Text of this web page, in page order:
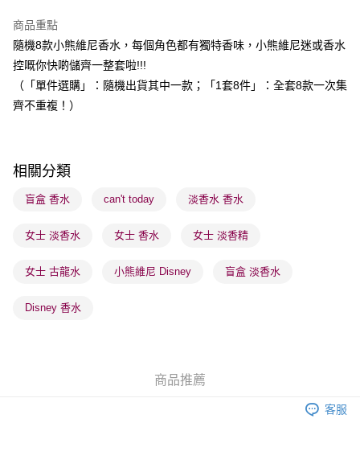
送貨方式
順豐自助櫃 - 確認發貨後1-3個工作天送達
每筆HK$65.00，滿HK$300.00或以上免運費
確認發貨後1-3 工作天送達，訂單將隨機分配至SF順豐速運或京東
物流公司進行物流配送
取。逾期會取消訂單，並不會安排重寄
商品重點
隨機8款小熊維尼香水，每個角色都有獨特香味，小熊維尼迷或香水
控嘅你快啲儲齊一整套啦!!!
（「單件選購」：隨機出貨其中一款；「1套8件」：全套8款一次集
齊不重複！）
相關分類
盲盒 香水 can't today 淡香水 香水
女士 淡香水 女士 香水 女士 淡香精
女士 古龍水 小熊維尼 Disney 盲盒 淡香水
Disney 香水
商品推薦
客服